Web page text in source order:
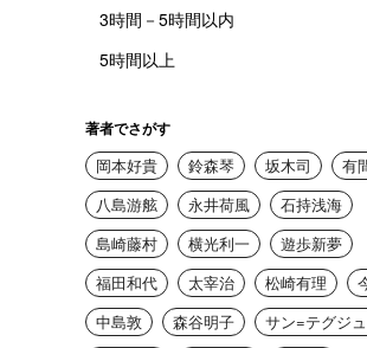
3時間－5時間以内
5時間以上
著者でさがす
岡本好貴 鈴森琴 坂木司
有
八島游舷
永井荷風
石持浅海
島崎藤村
横光利一
遊歩新夢
福田和代
太宰治 松崎有理
中島敦
森谷明子
サン=テグジ